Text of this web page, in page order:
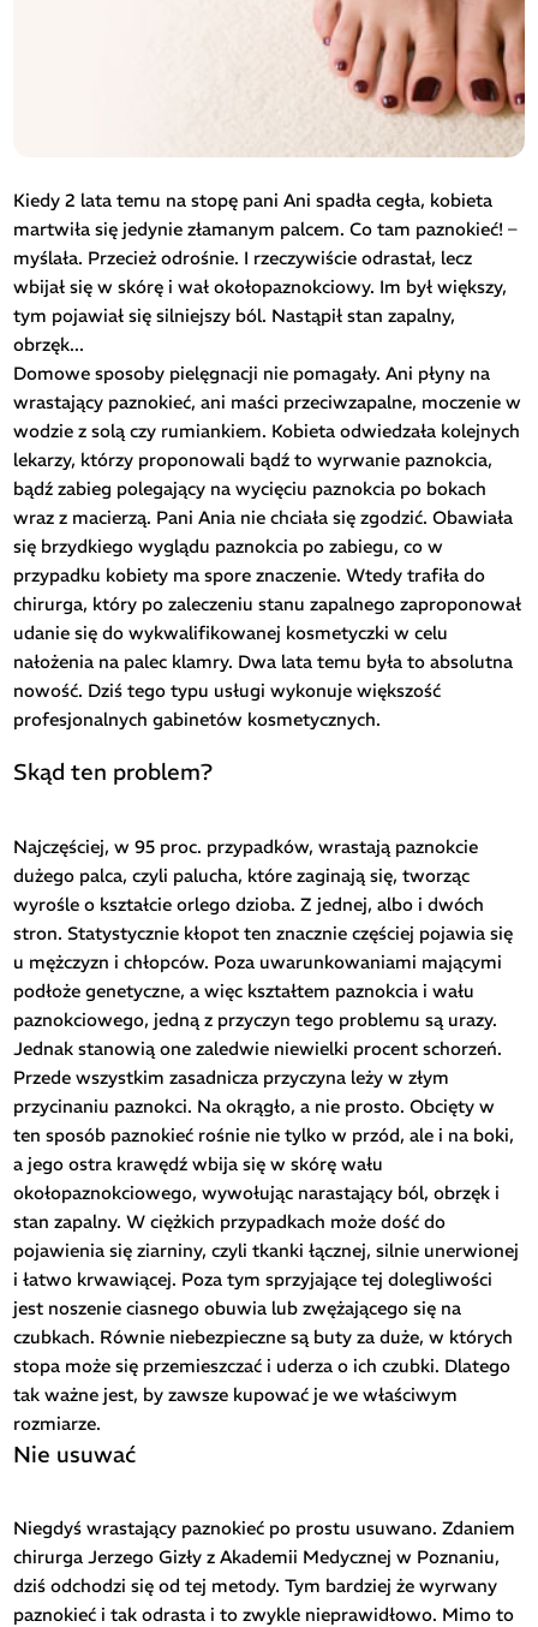
Kiedy 2 lata temu na stopę pani Ani spadła cegła, kobieta
martwiła się jedynie złamanym palcem. Co tam paznokieć! –
myślała. Przecież odrośnie. I rzeczywiście odrastał, lecz
wbijał się w skórę i wał okołopaznokciowy. Im był większy,
tym pojawiał się silniejszy ból. Nastąpił stan zapalny,
obrzęk...
Domowe sposoby pielęgnacji nie pomagały. Ani płyny na
wrastający paznokieć, ani maści przeciwzapalne, moczenie w
wodzie z solą czy rumiankiem. Kobieta odwiedzała kolejnych
lekarzy, którzy proponowali bądź to wyrwanie paznokcia,
bądź zabieg polegający na wycięciu paznokcia po bokach
wraz z macierzą. Pani Ania nie chciała się zgodzić. Obawiała
się brzydkiego wyglądu paznokcia po zabiegu, co w
przypadku kobiety ma spore znaczenie. Wtedy trafiła do
chirurga, który po zaleczeniu stanu zapalnego zaproponował
udanie się do wykwalifikowanej kosmetyczki w celu
nałożenia na palec klamry. Dwa lata temu była to absolutna
nowość. Dziś tego typu usługi wykonuje większość
profesjonalnych gabinetów kosmetycznych.
Skąd ten problem?
Najczęściej, w 95 proc. przypadków, wrastają paznokcie
dużego palca, czyli palucha, które zaginają się, tworząc
wyrośle o kształcie orlego dzioba. Z jednej, albo i dwóch
stron. Statystycznie kłopot ten znacznie częściej pojawia się
u mężczyzn i chłopców. Poza uwarunkowaniami mającymi
podłoże genetyczne, a więc kształtem paznokcia i wału
paznokciowego, jedną z przyczyn tego problemu są urazy.
Jednak stanowią one zaledwie niewielki procent schorzeń.
Przede wszystkim zasadnicza przyczyna leży w złym
przycinaniu paznokci. Na okrągło, a nie prosto. Obcięty w
ten sposób paznokieć rośnie nie tylko w przód, ale i na boki,
a jego ostra krawędź wbija się w skórę wału
okołopaznokciowego, wywołując narastający ból, obrzęk i
stan zapalny. W ciężkich przypadkach może dość do
pojawienia się ziarniny, czyli tkanki łącznej, silnie unerwionej
i łatwo krwawiącej. Poza tym sprzyjające tej dolegliwości
jest noszenie ciasnego obuwia lub zwężającego się na
czubkach. Równie niebezpieczne są buty za duże, w których
stopa może się przemieszczać i uderza o ich czubki. Dlatego
tak ważne jest, by zawsze kupować je we właściwym
rozmiarze.
Nie usuwać
Niegdyś wrastający paznokieć po prostu usuwano. Zdaniem
chirurga Jerzego Gizły z Akademii Medycznej w Poznaniu,
dziś odchodzi się od tej metody. Tym bardziej że wyrwany
paznokieć i tak odrasta i to zwykle nieprawidłowo. Mimo to